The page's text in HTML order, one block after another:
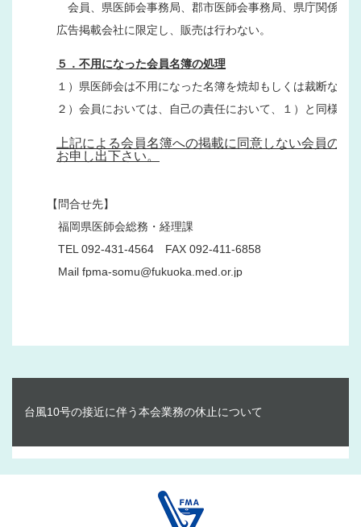
台風10号の接近に伴う本会業務の休止について
会員、県医師会事務局、郡市医師会事務局、県庁関係部
広告掲載会社に限定し、販売は行わない。
５．不用になった会員名簿の処理
１）県医師会は不用になった名簿を焼却もしくは裁断など
２）会員においては、自己の責任において、１）と同様に
上記による会員名簿への掲載に同意しない会員の
お申し出下さい。
【問合せ先】
福岡県医師会総務・経理課
TEL 092-431-4564　FAX 092-411-6858